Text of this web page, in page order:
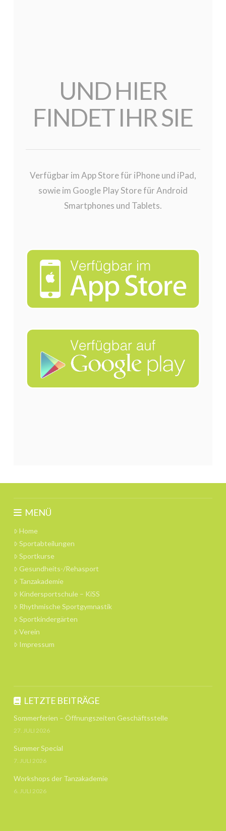
UND HIER
FINDET IHR SIE
Verfügbar im App Store für iPhone und iPad,
sowie im Google Play Store für Android
Smartphones und Tablets.
MENÜ
Home
Sportabteilungen
Sportkurse
Gesundheits-/Rehasport
Tanzakademie
Kindersportschule – KiSS
Rhythmische Sportgymnastik
Sportkindergärten
Verein
Impressum
LETZTE BEITRÄGE
Sommerferien – Öffnungszeiten Geschäftsstelle
27. JULI 2026
Summer Special
7. JULI 2026
Workshops der Tanzakademie
6. JULI 2026